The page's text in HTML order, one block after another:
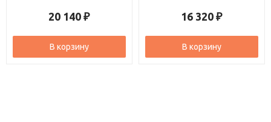
16 320₽
В корзину
18 280₽
В корзину